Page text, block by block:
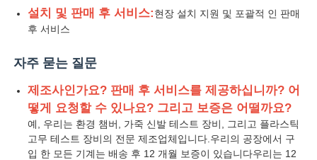
설치 및 판매 후 서비스:현장 설치 지원 및 포괄적 인 판매
후 서비스
자주 묻는 질문
제조사인가요? 판매 후 서비스를 제공하십니까? 어
떻게 요청할 수 있나요? 그리고 보증은 어떨까요?
예, 우리는 환경 챔버, 가죽 신발 테스트 장비, 그리고 플라스틱
고무 테스트 장비의 전문 제조업체입니다.우리의 공장에서 구
입 한 모든 기계는 배송 후 12 개월 보증이 있습니다우리는 12